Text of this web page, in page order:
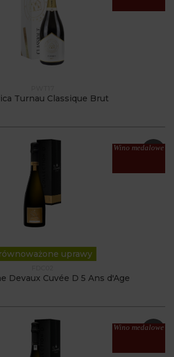
Turnau Classique Brut
Wino medalowe
uprawy
Devaux Cuvée D 5 Ans d'Age
Wino medalowe